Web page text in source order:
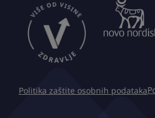
Politika zaštite osobnih podataka